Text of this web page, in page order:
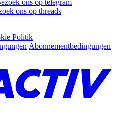
ons op telegram
ons op threads
Politik
Abonnementbedingungen